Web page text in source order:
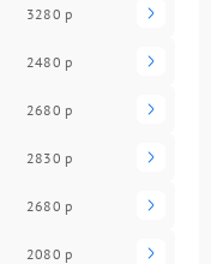
3280 р
2480 р
2680 р
2830 р
2680 р
2080 р